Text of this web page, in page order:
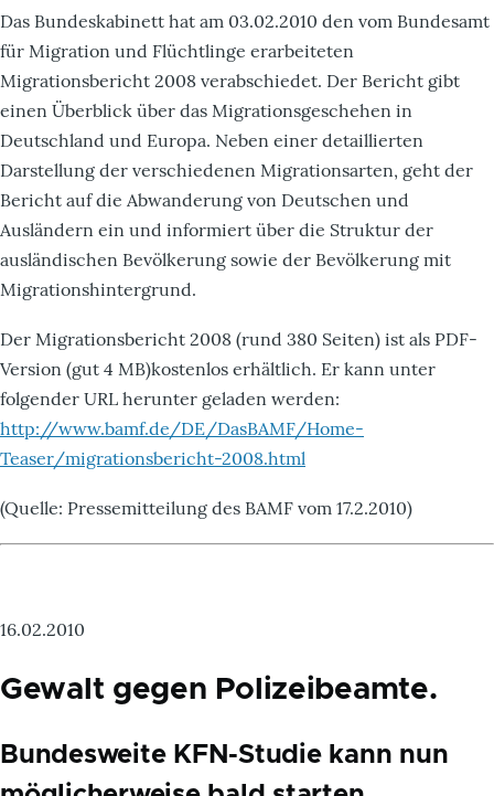
Das Bundeskabinett hat am 03.02.2010 den vom Bundesamt
für Migration und Flüchtlinge erarbeiteten
Migrationsbericht 2008 verabschiedet. Der Bericht gibt
einen Überblick über das Migrationsgeschehen in
Deutschland und Europa. Neben einer detaillierten
Darstellung der verschiedenen Migrationsarten, geht der
Bericht auf die Abwanderung von Deutschen und
Ausländern ein und informiert über die Struktur der
ausländischen Bevölkerung sowie der Bevölkerung mit
Migrationshintergrund.
Der Migrationsbericht 2008 (rund 380 Seiten) ist als PDF-
Version (gut 4 MB)kostenlos erhältlich. Er kann unter
folgender URL herunter geladen werden:
http://www.bamf.de/DE/DasBAMF/Home-
Teaser/migrationsbericht-2008.html
(Quelle: Pressemitteilung des BAMF vom 17.2.2010)
16.02.2010
Gewalt gegen Polizeibeamte.
Bundesweite KFN-Studie kann nun